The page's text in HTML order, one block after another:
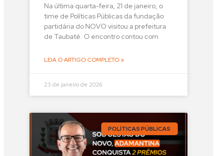
Na última quarta-feira, 21 de janeiro, o
time de Políticas Públicas da fundação
partidária do NOVO visitou a prefeitura
de Taubaté. O encontro contou com
LEIA O ARTIGO COMPLETO »
23 de janeiro de 2026
POLÍTICAS PÚBLICAS